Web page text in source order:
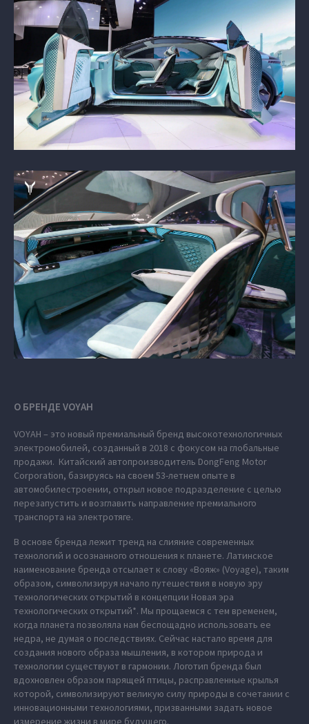
О БРЕНДЕ VOYAH
VOYAH – это новый премиальный бренд высокотехнологичных
электромобилей, созданный в 2018 с фокусом на глобальные
продажи. Китайский автопроизводитель DongFeng Motor
Corporation, базируясь на своем 53-летнем опыте в
автомобилестроении, открыл новое подразделение с целью
перезапустить и возглавить направление премиального
транспорта на электротяге.
В основе бренда лежит тренд на слияние современных
технологий и осознанного отношения к планете. Латинское
наименование бренда отсылает к слову «Вояж» (Voyage), таким
образом, символизируя начало путешествия в новую эру
технологических открытий в концепции Новая эра
технологических открытий*. Мы прощаемся с тем временем,
когда планета позволяла нам беспощадно использовать ее
недра, не думая о последствиях. Сейчас настало время для
создания нового образа мышления, в котором природа и
технологии существуют в гармонии. Логотип бренда был
вдохновлен образом парящей птицы, расправленные крылья
которой, символизируют великую силу природы в сочетании с
инновационными технологиями, призванными задать новое
измерение жизни в мире будущего.